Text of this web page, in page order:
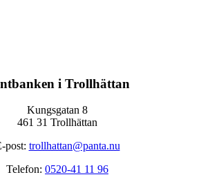
i Trollhättan
Kungsgatan 8
461 31 Trollhättan
post: trollhattan@panta.nu
Telefon: 0520-41 11 96